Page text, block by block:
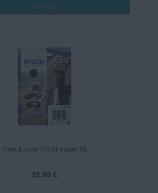
Ver más
Tinta Epson T2431 negro XL
29,00 €